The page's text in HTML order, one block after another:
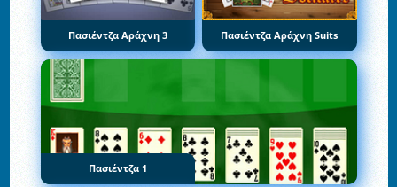
Πασιέντζα Αράχνη 3 Πασιέντζα Αράχνη Suits
Πασιέντζα 1